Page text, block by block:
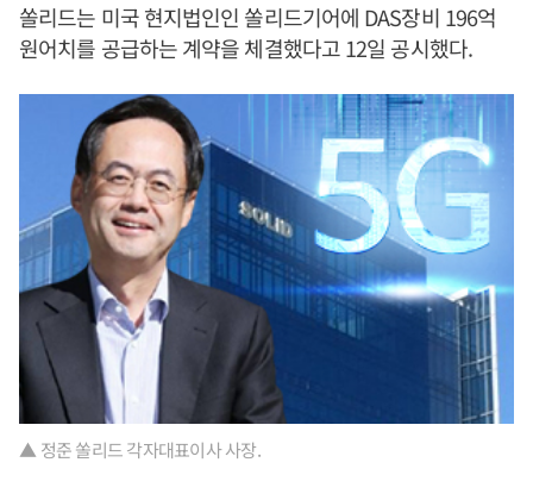
쏠리드는 미국 현지법인인 쏠리드기어에 DAS장비 196억
원어치를 공급하는 계약을 체결했다고 12일 공시했다.
▲ 정준 쏠리드 각자대표이사 사장.